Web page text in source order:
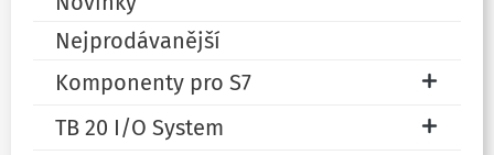
Nejprodávanější
Komponenty pro S7
TB 20 I/O System